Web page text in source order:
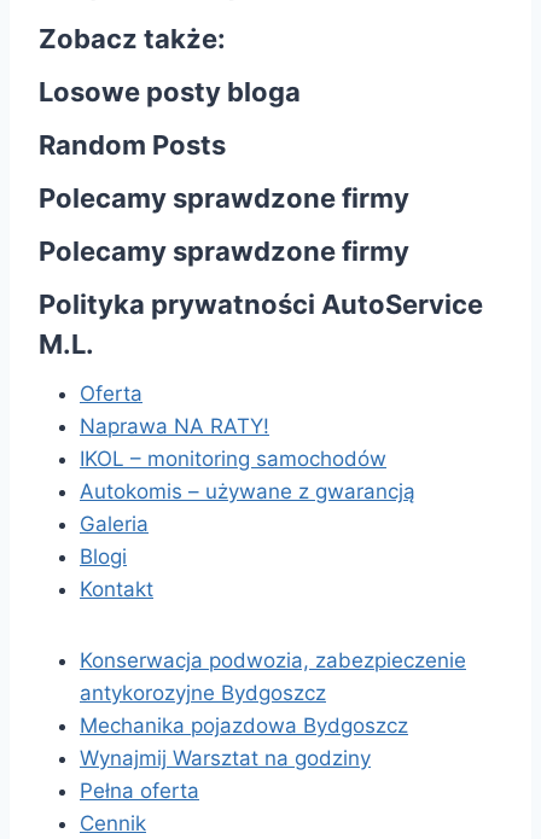
Zobacz także:
Losowe posty bloga
Random Posts
Polecamy sprawdzone firmy
Polecamy sprawdzone firmy
Polityka prywatności AutoService
M.L.
Oferta
Naprawa NA RATY!
IKOL – monitoring samochodów
Autokomis – używane z gwarancją
Galeria
Blogi
Kontakt
Konserwacja podwozia, zabezpieczenie
antykorozyjne Bydgoszcz
Mechanika pojazdowa Bydgoszcz
Wynajmij Warsztat na godziny
Pełna oferta
Cennik